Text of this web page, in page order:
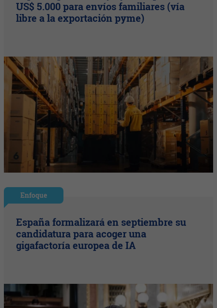
US$ 5.000 para envíos familiares (vía
libre a la exportación pyme)
Enfoque
España formalizará en septiembre su
candidatura para acoger una
gigafactoría europea de IA